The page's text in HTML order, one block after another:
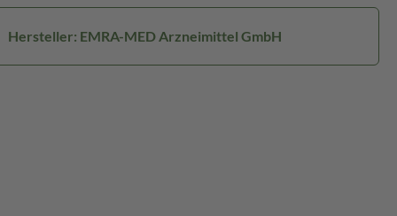
Hersteller: EMRA-MED Arzneimittel GmbH